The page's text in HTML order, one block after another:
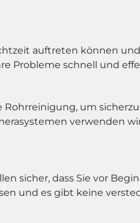
auftreten können
Probleme schnell und
um
verwenden
sicher, dass Sie vor
und es gibt keine